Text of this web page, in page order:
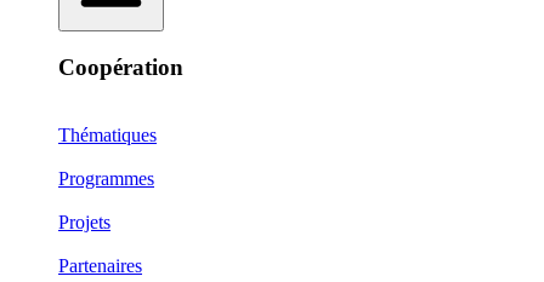
Coopération
Thématiques
Programmes
Projets
Partenaires